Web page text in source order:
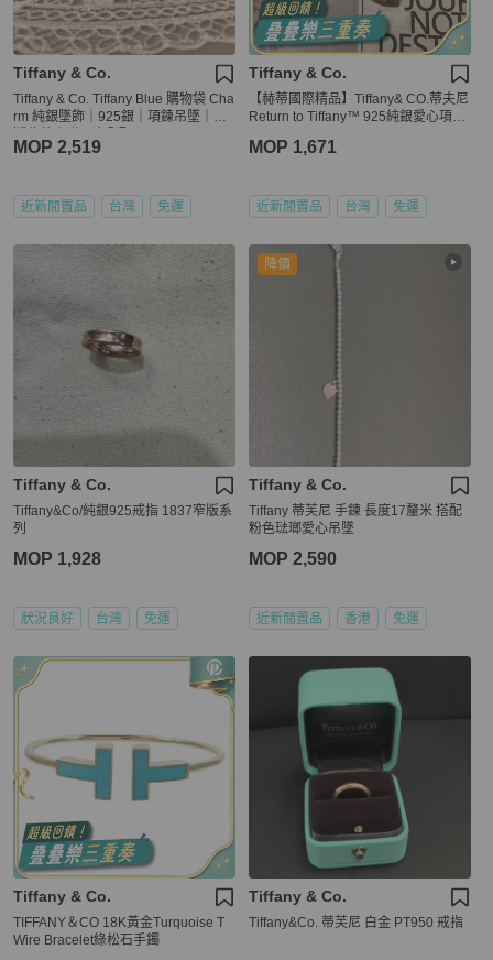
Tiffany & Co.
Tiffany & Co. Tiffany Blue 購物袋 Cha
rm 純銀墜飾｜925銀｜項鍊吊墜｜絕
MOP 2,519
近新閒置品 台灣 免運
Tiffany & Co.
【赫蒂國際精品】Tiffany& CO.蒂夫尼
Return to Tiffany™ 925純銀愛心項鍊
MOP 1,671
近新閒置品 台灣 免運
Tiffany & Co.
Tiffany&Co/純銀925戒指 1837窄版系
列
MOP 1,928
狀況良好 台灣 免運
降價
Tiffany & Co.
Tiffany 蒂芙尼 手鍊 長度17釐米 搭配
粉色琺瑯愛心吊墜
MOP 2,590
近新閒置品 香港 免運
Tiffany & Co.
TIFFANY＆CO 18K黃金Turquoise T
Wire Bracelet綠松石手鐲
Tiffany & Co.
Tiffany&Co. 蒂芙尼 白金 PT950 戒指